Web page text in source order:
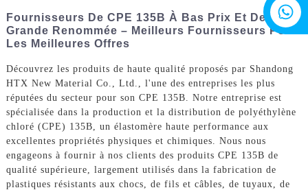
+8615805330828
Fournisseurs De CPE 135B À Bas Prix Et De
Grande Renommée – Meilleurs Fournisseurs Pour
Les Meilleures Offres
Découvrez les produits de haute qualité proposés par Shandong
HTX New Material Co., Ltd., l'une des entreprises les plus
réputées du secteur pour son CPE 135B. Notre entreprise est
spécialisée dans la production et la distribution de polyéthylène
chloré (CPE) 135B, un élastomère haute performance aux
excellentes propriétés physiques et chimiques. Nous nous
engageons à fournir à nos clients des produits CPE 135B de
qualité supérieure, largement utilisés dans la fabrication de
plastiques résistants aux chocs, de fils et câbles, de tuyaux, de